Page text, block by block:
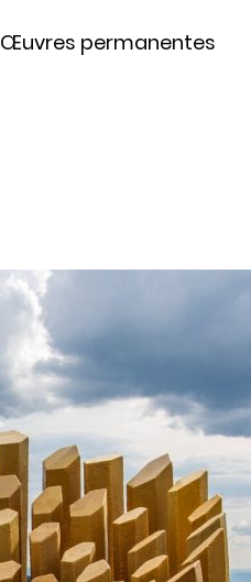
Œuvres permanentes